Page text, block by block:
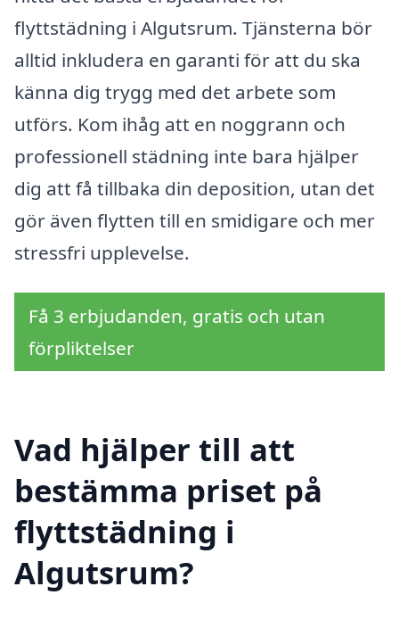
flyttstädning i Algutsrum. Tjänsterna bör
alltid inkludera en garanti för att du ska
känna dig trygg med det arbete som
utförs. Kom ihåg att en noggrann och
professionell städning inte bara hjälper
dig att få tillbaka din deposition, utan det
gör även flytten till en smidigare och mer
stressfri upplevelse.
Få 3 erbjudanden, gratis och utan
förpliktelser
Vad hjälper till att
bestämma priset på
flyttstädning i
Algutsrum?